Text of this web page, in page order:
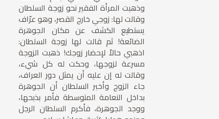
وذهبت المرأة الفقير نحو زوجة السلطان
وقالت لها: زوجي خارج القصر، وهو عرّاف
يستطيع الكشف عن مكان الجوهرة
الضائعة! ثم قالت لها زوجة السلطان:
اذهبي حالاً لإحضار زوجك! ذهبت الزوجة
مسرعة لزوجها، وحكت له كل شيء،
وقالت له إن عليه أن يمثل دور العراف،
جاء الزوج وأخبر السلطان أن الجوهرة
بداخل النعامة المتوسطة فأمر بذبحها،
ووجد الجوهرة، فأكرم السلطان الرجل